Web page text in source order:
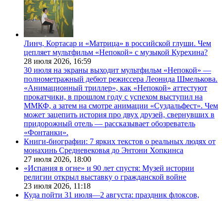
Линч, Кортасар и «Матрица» в российской глуши. Чем
цепляет мультфильм «Непокой» с музыкой Курехина?
28 июля 2026, 16:59
30 июля на экраны выходит мультфильм «Непокой» —
полнометражный дебют режиссера Леонида Шмелькова.
«Анимационный триллер», как «Непокой» аттестуют
прокатчики, в прошлом году с успехом выступил на
ММКФ, а затем на смотре анимации «Суздальфест». Чем
может зацепить история про двух друзей, свернувших в
придорожный отель — рассказывает обозреватель
«Фонтанки».
Книги-биографии: 7 ярких текстов о реальных людях от
монахинь Средневековья до Энтони Хопкинса
27 июля 2026, 18:00
«Испания в огне» и 90 лет спустя: Музей истории
религии открыл выставку о гражданской войне
23 июля 2026, 11:18
Куда пойти 31 июля—2 августа: праздник флоксов,